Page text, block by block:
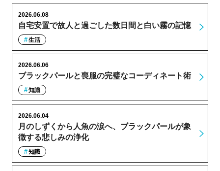
自宅安置で故人と過ごした数日間と白い霧の記憶
2026.06.08
生活
ブラックパールと喪服の完璧なコーディネート術
2026.06.06
知識
月のしずくから人魚の涙へ、ブラックパールが象
徴する悲しみの浄化
2026.06.04
知識